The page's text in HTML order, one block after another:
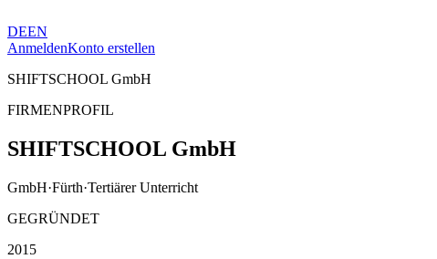
DEEN
AnmeldenKonto erstellen
SHIFTSCHOOL GmbH
FIRMENPROFIL
SHIFTSCHOOL GmbH
GmbH·Fürth·Tertiärer Unterricht
GEGRÜNDET
2015